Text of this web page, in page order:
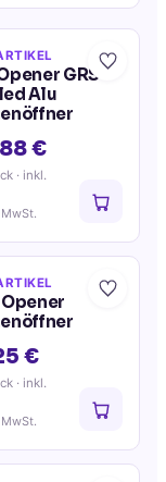
GRS
Alu
€
· inkl.
Opener
€
· inkl.